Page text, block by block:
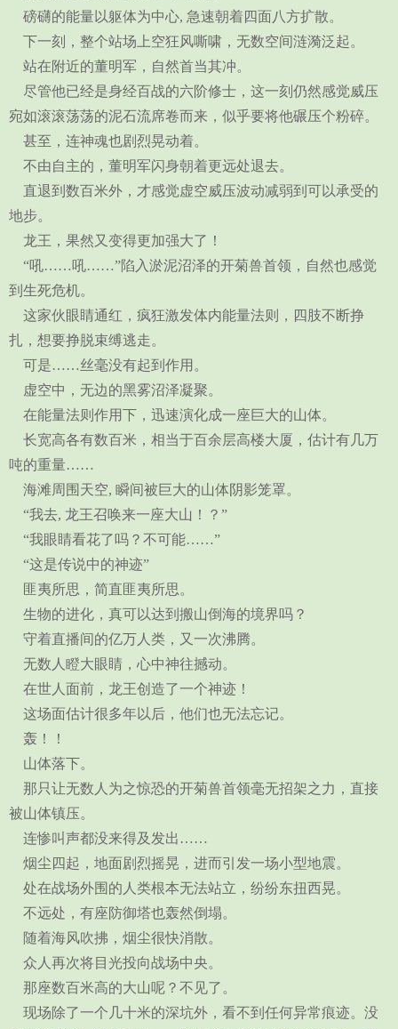
磅礴的能量以躯体为中心, 急速朝着四面八方扩散。
下一刻，整个站场上空狂风嘶啸，无数空间涟漪泛起。
站在附近的董明军，自然首当其冲。
尽管他已经是身经百战的六阶修士，这一刻仍然感觉威压
宛如滚滚荡荡的泥石流席卷而来，似乎要将他碾压个粉碎。
甚至，连神魂也剧烈晃动着。
不由自主的，董明军闪身朝着更远处退去。
直退到数百米外，才感觉虚空威压波动减弱到可以承受的
地步。
龙王，果然又变得更加强大了！
“吼……吼……”陷入淤泥沼泽的开菊兽首领，自然也感觉
到生死危机。
这家伙眼睛通红，疯狂激发体内能量法则，四肢不断挣
扎，想要挣脱束缚逃走。
可是……丝毫没有起到作用。
虚空中，无边的黑雾沼泽凝聚。
在能量法则作用下，迅速演化成一座巨大的山体。
长宽高各有数百米，相当于百余层高楼大厦，估计有几万
吨的重量……
海滩周围天空, 瞬间被巨大的山体阴影笼罩。
“我去, 龙王召唤来一座大山！？”
“我眼睛看花了吗？不可能……”
“这是传说中的神迹”
匪夷所思，简直匪夷所思。
生物的进化，真可以达到搬山倒海的境界吗？
守着直播间的亿万人类，又一次沸腾。
无数人瞪大眼睛，心中神往撼动。
在世人面前，龙王创造了一个神迹！
这场面估计很多年以后，他们也无法忘记。
轰！！
山体落下。
那只让无数人为之惊恐的开菊兽首领毫无招架之力，直接
被山体镇压。
连惨叫声都没来得及发出……
烟尘四起，地面剧烈摇晃，进而引发一场小型地震。
处在战场外围的人类根本无法站立，纷纷东扭西晃。
不远处，有座防御塔也轰然倒塌。
随着海风吹拂，烟尘很快消散。
众人再次将目光投向战场中央。
那座数百米高的大山呢？不见了。
现场除了一个几十米的深坑外，看不到任何异常痕迹。没